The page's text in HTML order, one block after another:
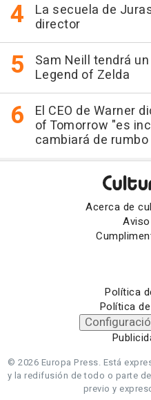
La secuela de
director
Sam Neill tendrá
Legend of Zelda
El CEO de Warner
of Tomorrow "es
cambiará de
Acerca de
Política
Política
© 2026 Europa Press. Está
y la redifusión de todo o parte
previo y